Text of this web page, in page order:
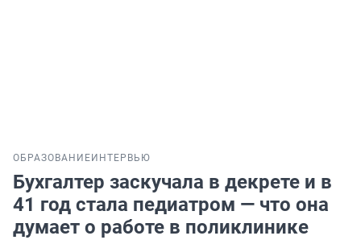
ОБРАЗОВАНИЕ ИНТЕРВЬЮ
Бухгалтер заскучала в декрете и в
41 год стала педиатром — что она
думает о работе в поликлинике